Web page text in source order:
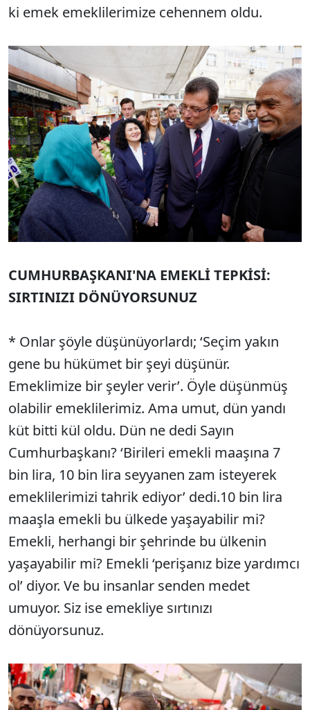
ki emek emeklilerimize cehennem oldu.
CUMHURBAŞKANI'NA EMEKLİ TEPKİSİ:
SIRTINIZI DÖNÜYORSUNUZ
* Onlar şöyle düşünüyorlardı; ‘Seçim yakın
gene bu hükümet bir şeyi düşünür.
Emeklimize bir şeyler verir’. Öyle düşünmüş
olabilir emeklilerimiz. Ama umut, dün yandı
küt bitti kül oldu. Dün ne dedi Sayın
Cumhurbaşkanı? ‘Birileri emekli maaşına 7
bin lira, 10 bin lira seyyanen zam isteyerek
emeklilerimizi tahrik ediyor’ dedi.10 bin lira
maaşla emekli bu ülkede yaşayabilir mi?
Emekli, herhangi bir şehrinde bu ülkenin
yaşayabilir mi? Emekli ‘perişanız bize yardımcı
ol’ diyor. Ve bu insanlar senden medet
umuyor. Siz ise emekliye sırtınızı
dönüyorsunuz.